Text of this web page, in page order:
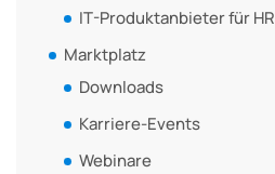
IT-Produktanbieter für HR
Marktplatz
Downloads
Karriere-Events
Webinare